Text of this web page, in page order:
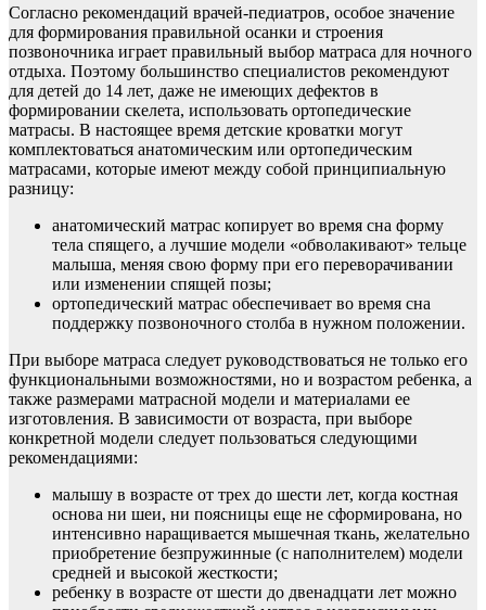
Согласно рекомендаций врачей-педиатров, особое значение
для формирования правильной осанки и строения
позвоночника играет правильный выбор матраса для ночного
отдыха. Поэтому большинство специалистов рекомендуют
для детей до 14 лет, даже не имеющих дефектов в
формировании скелета, использовать ортопедические
матрасы. В настоящее время детские кроватки могут
комплектоваться анатомическим или ортопедическим
матрасами, которые имеют между собой принципиальную
разницу:
анатомический матрас копирует во время сна форму
тела спящего, а лучшие модели «обволакивают» тельце
малыша, меняя свою форму при его переворачивании
или изменении спящей позы;
ортопедический матрас обеспечивает во время сна
поддержку позвоночного столба в нужном положении.
При выборе матраса следует руководствоваться не только его
функциональными возможностями, но и возрастом ребенка, а
также размерами матрасной модели и материалами ее
изготовления. В зависимости от возраста, при выборе
конкретной модели следует пользоваться следующими
рекомендациями:
малышу в возрасте от трех до шести лет, когда костная
основа ни шеи, ни поясницы еще не сформирована, но
интенсивно наращивается мышечная ткань, желательно
приобретение безпружинные (с наполнителем) модели
средней и высокой жесткости;
ребенку в возрасте от шести до двенадцати лет можно